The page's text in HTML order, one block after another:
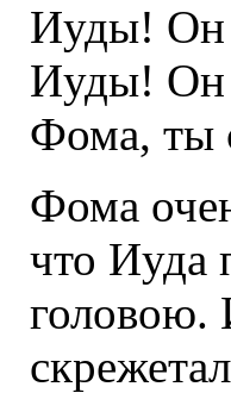
Иуды! Он
Иуды! Он
Фома, ты
Фома
что Иуда
головою.